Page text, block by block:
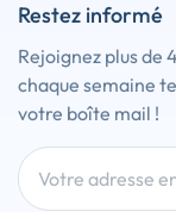
Restez informé
Rejoignez plus
chaque semaine
votre boîte mail !